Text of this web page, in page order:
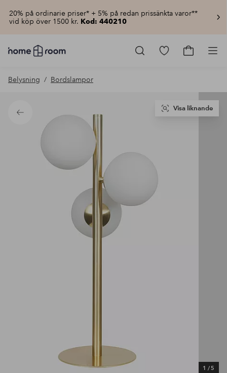
20% på ordinarie priser* + 5% på redan prissänkta varor**
vid köp över 1500 kr. Kod: 440210
Homeroom
–
hemmet
pris
Gå
Gå
Belysning Bordslampor
Tillbaka
1 /5
Visa liknande